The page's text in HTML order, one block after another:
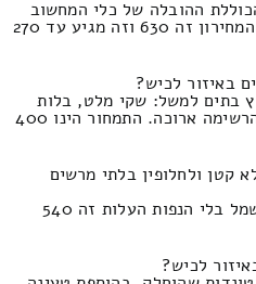
ההובלה של כלי המחשוב
שינוע של חדר שרתים קומפלט המחירון זה 630 וזה מגיע עד 270
באיזור לכיש?
בתים למשל: שקי מלט, בלות
חול, פחים עם גוונים לצביעה והרשימה ארוכה. התמחור הינו 400
קטן ולחלופין בלתי מרשים
עלויות של שינוע של ארונית חשמל בלי הנפות העלות זה 540
לכיש?